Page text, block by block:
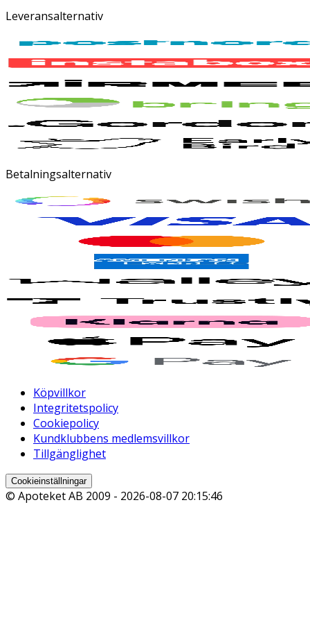
Leveransalternativ
Betalningsalternativ
Köpvillkor
Integritetspolicy
Cookiepolicy
Kundklubbens medlemsvillkor
Tillgänglighet
Cookieinställningar
© Apoteket AB 2009 - 2026-08-07 20:15:46